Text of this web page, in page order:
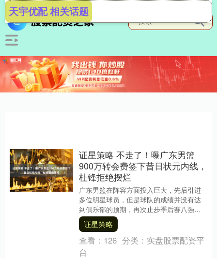
天宇优配 相关话题
证星策略 不走了！曝广东男篮
900万转会费签下昔日状元内线，
杜锋拒绝摆烂
广东男篮在阵容方面投入巨大，先后引进
多位明星球员，但是球队的成绩并没有达
到俱乐部的预期，再次止步季后赛八强。
广东男篮战绩之所以不够理想，球员伤病
因素影响很大，胡....
证星策略
查看： 126 分类： 实盘股票配资平
台